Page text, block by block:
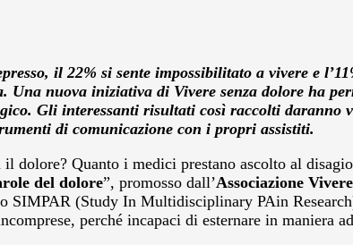
il 22% si sente impossibilitato a vivere e
Una nuova iniziativa di Vivere senza dolore ha
Gli interessanti risultati così raccolti daranno
di comunicazione con i propri assistiti.
dolore? Quanto i medici prestano ascolto al
del dolore”, promosso dall’Associazione
SIMPAR (Study In Multidisciplinary PAin
perché incapaci di esternare in maniera